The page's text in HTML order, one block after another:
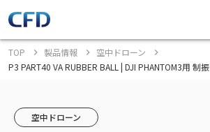
TOP 製品情報
空中ドローン
P3 PART40 VA RUBBER BALL | DJI PHANTOM3用 制
空中ドローン